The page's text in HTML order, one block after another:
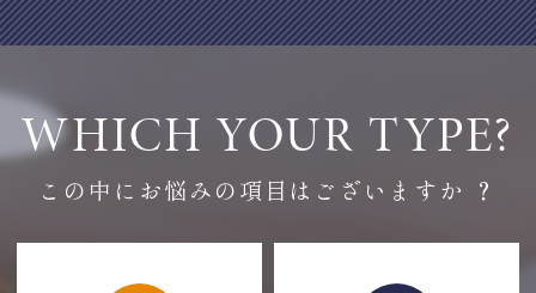
WHICH YOUR TYPE?
この中にお悩みの項目はございますか ？